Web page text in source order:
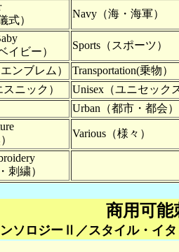
式）
Navy（海・海軍）
イビー）
Sports（スポーツ）
ンブレム）
Transportation(乗物）
ニック）
Unisex（ユニセック
Urban（都市・都会）
Various（様々）
刺繍）
商用可
ソロジーⅡ／スタイル・イ